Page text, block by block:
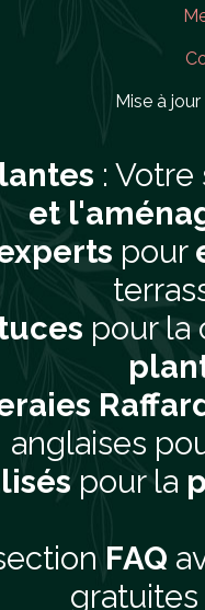
Mise à
:
et
pour
pour
anglaises
pour la
FAQ
gratuites